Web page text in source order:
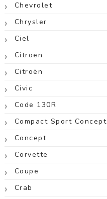
Chevrolet
Chrysler
Ciel
Citroen
Citroën
Civic
Code 130R
Compact Sport Concept
Concept
Corvette
Coupe
Crab